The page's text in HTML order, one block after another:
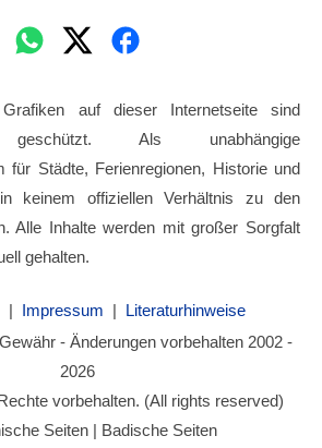
auf dieser Internetseite sind
geschützt. Als unabhängige
für Städte, Ferienregionen, Historie und
keinem offiziellen Verhältnis zu den
Alle Inhalte werden mit großer Sorgfalt
gehalten.
| Impressum | Literaturhinweise
- Änderungen vorbehalten 2002 -
2026
vorbehalten. (All rights reserved)
Seiten | Badische Seiten